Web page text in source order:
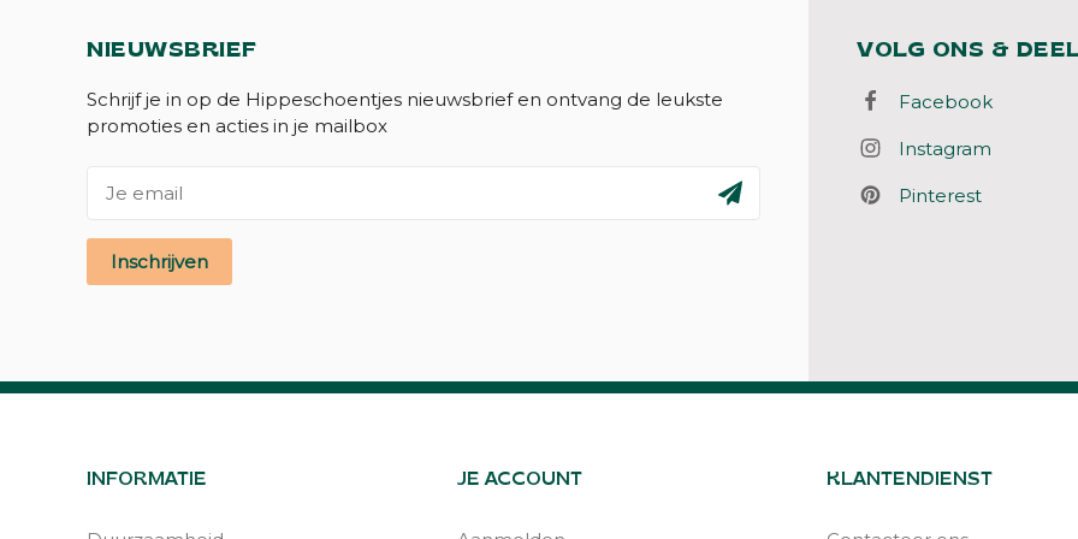
NIEUWSBRIEF
Schrijf je in op de Hippeschoentjes nieuwsbrief en ontvang de leukste
promoties en acties in je mailbox
Inschrijven
VOLG ONS &
Facebook
Instagram
Pinterest
INFORMATIE JE ACCOUNT KLANTENDIENST